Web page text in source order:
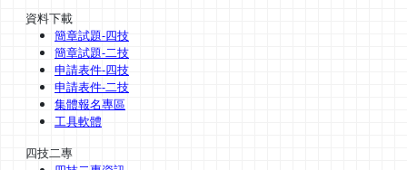
資料下載
簡章試題-四技
簡章試題-二技
申請表件-四技
申請表件-二技
集體報名專區
工具軟體
四技二專